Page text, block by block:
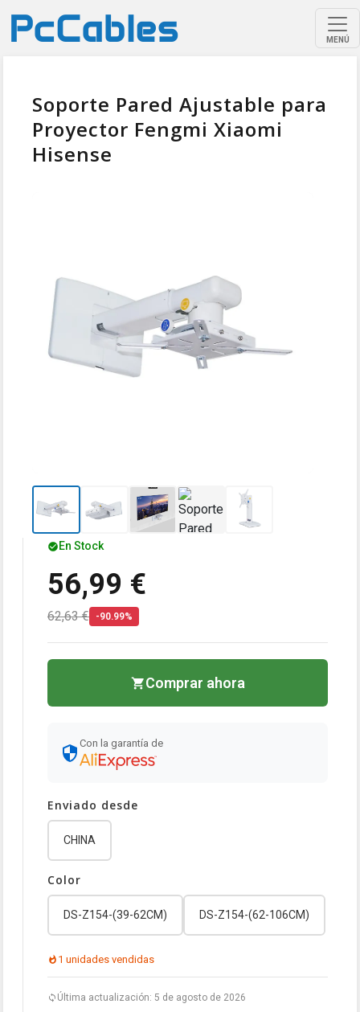
MENÚ
Soporte Pared Ajustable para
Proyector Fengmi Xiaomi
Hisense
En Stock
56,99 €
62,63 € -90.99%
Comprar ahora
Con la garantía de
Enviado desde
CHINA
Color
DS-Z154-(39-62CM) DS-Z154-(62-106CM)
1 unidades vendidas
Última actualización: 5 de agosto de 2026